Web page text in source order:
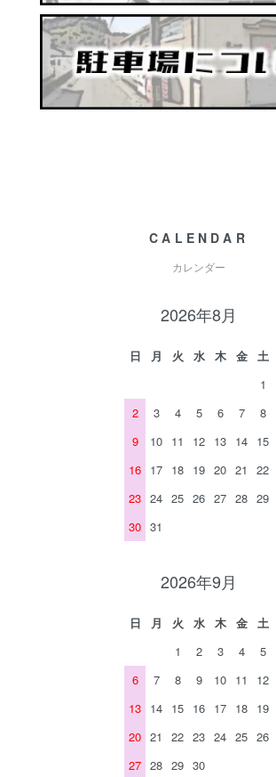
CALENDAR
カレンダー
2026年8月
日 月 火 水 木 金
土
1
2
3 4 5 6 7
8
9
10 11 12 13 14 15
16 17 18 19 20 21
22
23 24 25 26 27 28 29
30 31
2026年9月
日 月 火 水 木 金
土
1
2 3 4
5
6
7 8 9 10 11
12
13 14 15 16 17 18 19
20 21 22 23 24 25 26
27 28 29 30